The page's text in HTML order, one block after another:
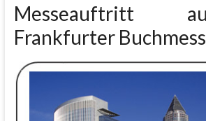
Messeauftritt
Frankfurter